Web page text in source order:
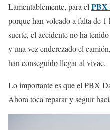
Lamentablemente, para elPBX
porque han volcado a falta de
suerte, el accidente no ha
y una vez enderezado el
han conseguido llegar al vivac.
Lo importante es que el PBX
Ahora toca reparar y seguir